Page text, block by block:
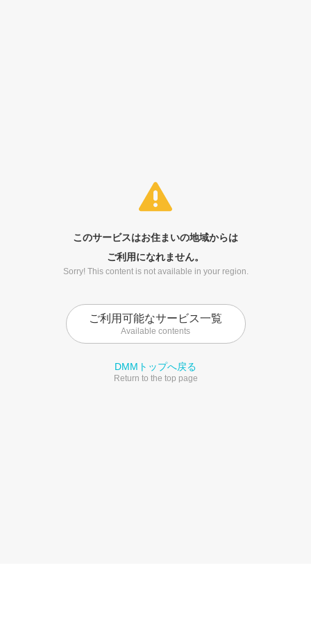
このサービスはお住まいの地域からは
ご利用になれません。
Sorry! This content is not available in your region.
ご利用可能なサービス一覧
Available contents
DMMトップへ戻る
Return to the top page